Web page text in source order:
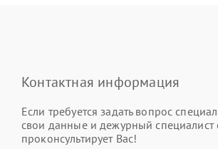
Контактная информация
Если требуется задать вопрос
свои данные и дежурный специалист
проконсультирует Вас!